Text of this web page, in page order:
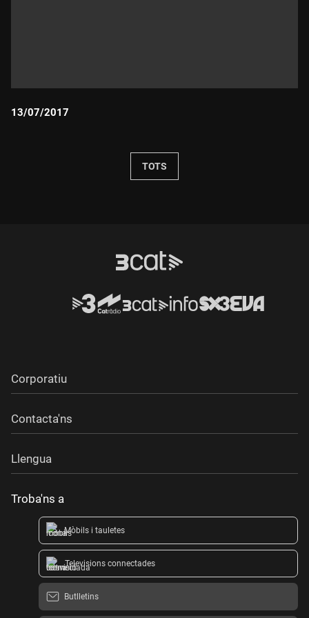
13/07/2017
TOTS
Corporatiu
Contacta'ns
Llengua
Troba'ns a
Mòbils i tauletes
Televisions connectades
Butlletins